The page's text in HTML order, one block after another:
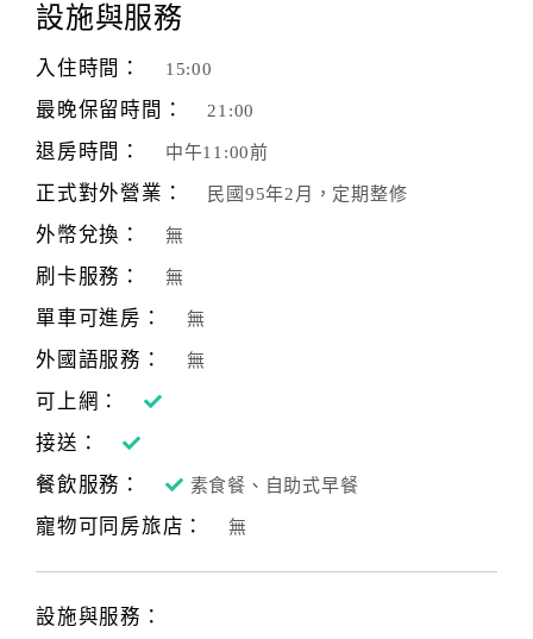
設施與服務
入住時間： 15:00
最晚保留時間： 21:00
退房時間： 中午11:00前
正式對外營業： 民國95年2月，定期整修
外幣兌換： 無
刷卡服務： 無
單車可進房： 無
外國語服務： 無
可上網：
接送：
餐飲服務：
素食餐、自助式早餐
寵物可同房旅店： 無
設施與服務：